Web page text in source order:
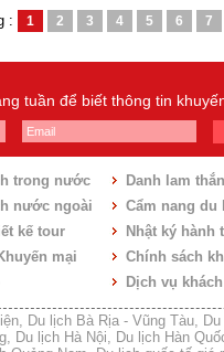
: 1 2 3 4 5 6 7
tuần để biết thông tin
trong nước
nước ngoài
kế tour
mại
Danh lam
Cẩm nang du
Nhật ký hành
Chính sách
Dịch vụ
, Du lịch Bà Rịa - Vũng Tàu,
, Du lịch Hà Nội, Du lịch Hàn